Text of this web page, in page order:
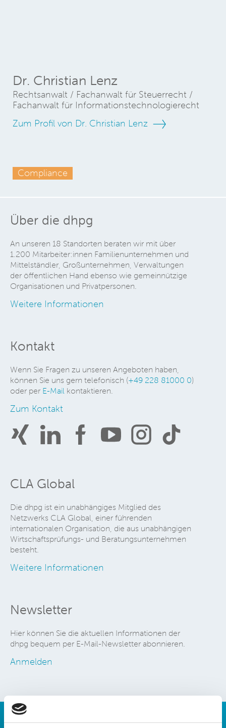
Dr. Christian Lenz
Rechtsanwalt / Fachanwalt für Steuerrecht /
Fachanwalt für Informationstechnologierecht
Zum Profil von Dr. Christian Lenz
Compliance
Über die dhpg
An unseren 18 Standorten beraten wir mit über
1.200 Mitarbeiter:innen Familienunternehmen und
Mittelständler, Großunternehmen, Verwaltungen
der öffentlichen Hand ebenso wie gemeinnützige
Organisationen und Privatpersonen.
Weitere Informationen
Kontakt
Wenn Sie Fragen zu unseren Angeboten haben,
können Sie uns gern telefonisch (+49 228 81000 0)
oder per E-Mail kontaktieren.
Zum Kontakt
CLA Global
Die dhpg ist ein unabhängiges Mitglied des
Netzwerks CLA Global, einer führenden
internationalen Organisation, die aus unabhängigen
Wirtschaftsprüfungs- und Beratungsunternehmen
besteht.
Weitere Informationen
Newsletter
Hier können Sie die aktuellen Informationen der
dhpg bequem per E-Mail-Newsletter abonnieren.
Anmelden